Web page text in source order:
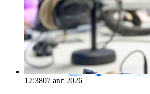
17:3807 авг 2026